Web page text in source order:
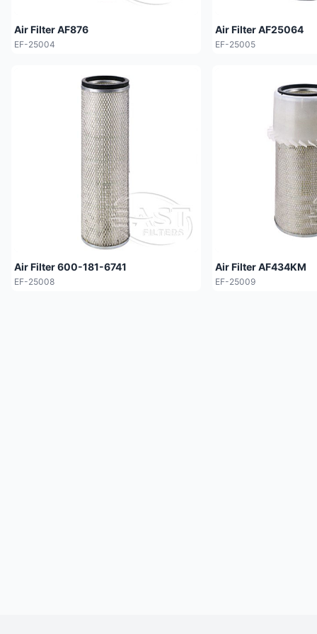
Air Filter AF876
EF-25004
Air Filter AF25064
EF-25005
Air Filter 600-181-6741
EF-25008
Air Filter AF434KM
EF-25009